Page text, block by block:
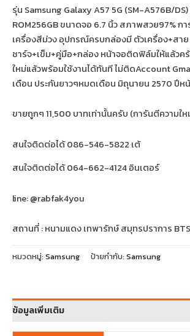
รุ่น Samsung Galaxy A57 5G (SM-A576B/DS)
ROM256GB ขนาดจอ 6.7 นิ้ว สภาพสวย97% ก
เครื่องสีม่วง อุปกรณ์ครบกล่องมี ตัวเครื่อง+สาย
ชาร์จ+เข็ม+คู่มือ+กล่อง หน้าจอติดฟิล์มให้แล้วค
ใหม่แล้วพร้อมใช้งานได้ทันที ไม่ติดAccount
เดือน ประกันยาวๆหมดเดือน มิถุนายน 2570 ปีห
ขายถูกๆ 11,500 บาทเท่านั้นครับ (การันตีความให
สนใจติดต่อได้ 086-546-5822 เต้
สนใจติดต่อได้ 064-662-4124 อินเตอร์
line: @rabfak4you
สถานที่ : หนามแดง เทพารักษ์ สมุทรปราการ
หมวดหมู่: Samsung ป้ายกำกับ: Samsung
ข้อมูลเพิ่มเติม